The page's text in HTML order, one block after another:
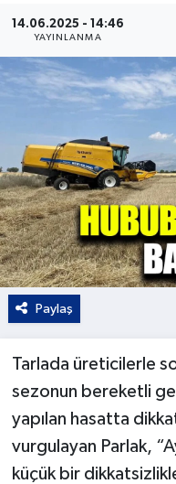
14.06.2025 - 14:46
YAYINLANMA
Paylaş
Tarlada üreticilerle
sezonun bereketli
yapılan hasatta
vurgulayan Parlak,
küçük bir
Kültür - Sanat
Yaşam